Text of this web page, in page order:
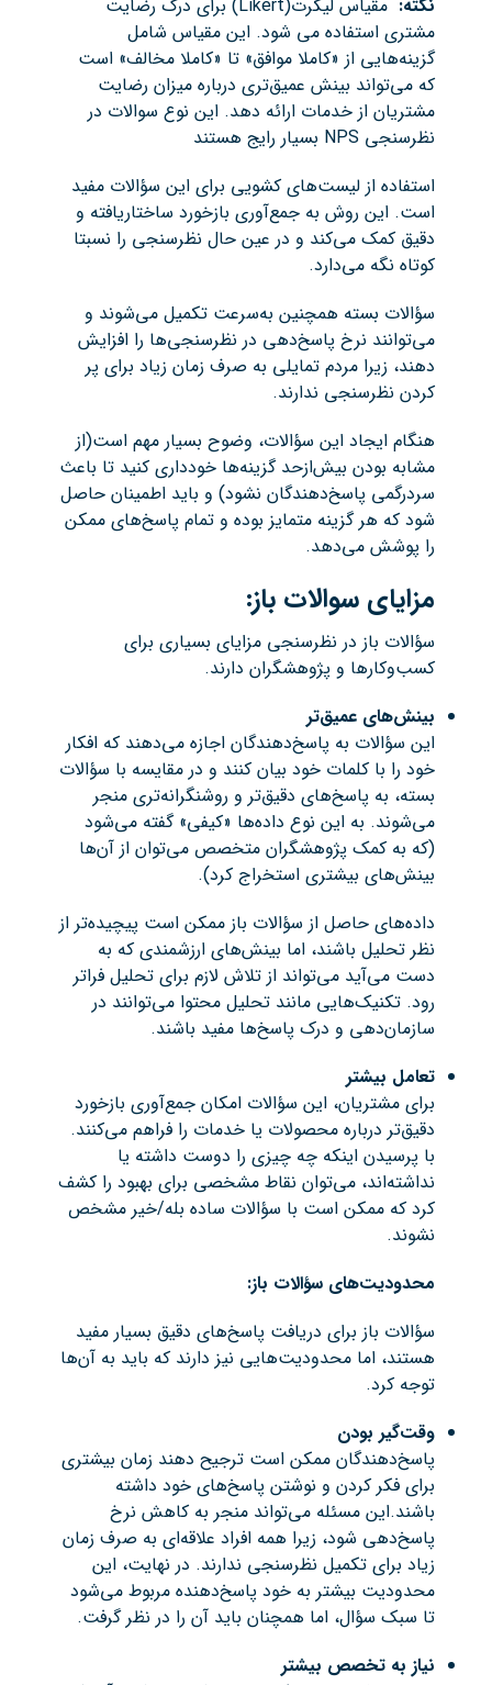
نکته:
مقیاس لیکرت(Likert) برای درک رضایت
مشتری استفاده می شود. این مقیاس شامل
گزینه‌هایی از «کاملا موافق» تا «کاملا مخالف» است
که می‌تواند بینش عمیق‌تری درباره میزان رضایت
مشتریان از خدمات ارائه دهد. این نوع سوالات در
نظرسنجی NPS بسیار رایج هستند
استفاده از لیست‌های کشویی برای این سؤالات مفید
است. این روش به جمع‌آوری بازخورد ساختاریافته و
دقیق کمک می‌کند و در عین حال نظرسنجی را نسبتا
کوتاه نگه می‌دارد.
سؤالات بسته همچنین به‌سرعت تکمیل می‌شوند و
می‌توانند نرخ پاسخ‌دهی در نظرسنجی‌ها را افزایش
دهند، زیرا مردم تمایلی به صرف زمان زیاد برای پر
کردن نظرسنجی ندارند.
هنگام ایجاد این سؤالات، وضوح بسیار مهم است(از
مشابه بودن بیش‌ازحد گزینه‌ها خودداری کنید تا باعث
سردرگمی پاسخ‌دهندگان نشود) و باید اطمینان حاصل
شود که هر گزینه متمایز بوده و تمام پاسخ‌های ممکن
را پوشش می‌دهد.
مزایای سوالات باز:
سؤالات باز در نظرسنجی مزایای بسیاری برای
کسب‌وکارها و پژوهشگران دارند.
بینش‌های عمیق‌تر
این سؤالات به پاسخ‌دهندگان اجازه می‌دهند که افکار
خود را با کلمات خود بیان کنند و در مقایسه با سؤالات
بسته، به پاسخ‌های دقیق‌تر و روشنگرانه‌تری منجر
می‌شوند. به این نوع داده‌ها «کیفی» گفته می‌شود
(که به کمک پژوهشگران متخصص می‌توان از آن‌ها
بینش‌های بیشتری استخراج کرد).
داده‌های حاصل از سؤالات باز ممکن است پیچیده‌تر از
نظر تحلیل باشند، اما بینش‌های ارزشمندی که به
دست می‌آید می‌تواند از تلاش لازم برای تحلیل فراتر
رود. تکنیک‌هایی مانند تحلیل محتوا می‌توانند در
سازمان‌دهی و درک پاسخ‌ها مفید باشند.
تعامل بیشتر
برای مشتریان، این سؤالات امکان جمع‌آوری بازخورد
دقیق‌تر درباره محصولات یا خدمات را فراهم می‌کنند.
با پرسیدن اینکه چه چیزی را دوست داشته یا
نداشته‌اند، می‌توان نقاط مشخصی برای بهبود را کشف
کرد که ممکن است با سؤالات ساده بله/خیر مشخص
نشوند.
محدودیت‌های سؤالات باز:
سؤالات باز برای دریافت پاسخ‌های دقیق بسیار مفید
هستند، اما محدودیت‌هایی نیز دارند که باید به آن‌ها
توجه کرد.
وقت‌گیر بودن
پاسخ‌دهندگان ممکن است ترجیح دهند زمان بیشتری
برای فکر کردن و نوشتن پاسخ‌های خود داشته
باشند.این مسئله می‌تواند منجر به کاهش نرخ
پاسخ‌دهی شود، زیرا همه افراد علاقه‌ای به صرف زمان
زیاد برای تکمیل نظرسنجی ندارند. در نهایت، این
محدودیت بیشتر به خود پاسخ‌دهنده مربوط می‌شود
تا سبک سؤال، اما همچنان باید آن را در نظر گرفت.
نیاز به تخصص بیشتر